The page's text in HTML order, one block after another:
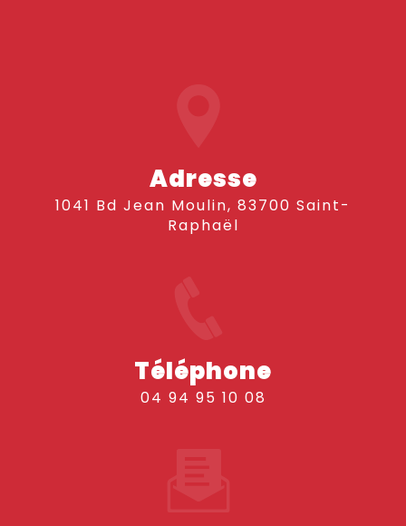
Adresse
1041 Bd Jean Moulin, 83700 Saint-
Raphaël
Téléphone
04 94 95 10 08